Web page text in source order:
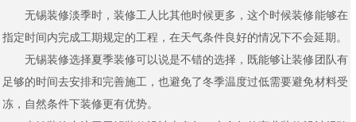
无锡装修淡季时，装修工人比其他时候更多，这个时候装修能够在
指定时间内完成工期规定的工程，在天气条件良好的情况下不会延期。
无锡装修选择夏季装修可以说是不错的选择，既能够让装修团队有
足够的时间去安排和完善施工，也避免了冬季温度过低需要避免材料受
冻，自然条件下装修更有优势。